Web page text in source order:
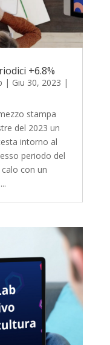
+6.8%
| Giu 30, 2023 |
stampa
del 2023 un
intorno al
periodo del
con un